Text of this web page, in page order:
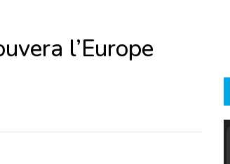
l’Europe